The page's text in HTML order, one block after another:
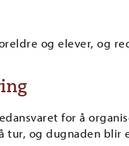
og elever, og
for å
tur, og dugnaden